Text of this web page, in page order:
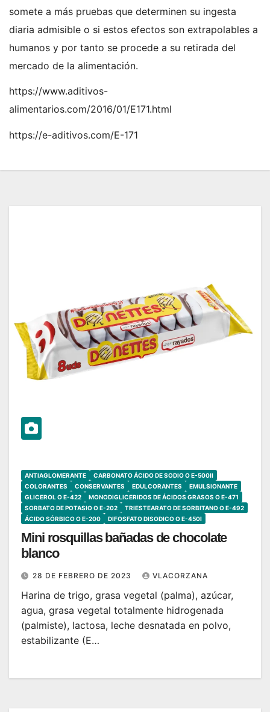
somete a más pruebas que determinen su ingesta
diaria admisible o si estos efectos son extrapolables a
humanos y por tanto se procede a su retirada del
mercado de la alimentación.
https://www.aditivos-
alimentarios.com/2016/01/E171.html
https://e-aditivos.com/E-171
ANTIAGLOMERANTE
CARBONATO ÁCIDO DE SODIO O E-500II
COLORANTES
CONSERVANTES EDULCORANTES
EMULSIONANTE
GLICEROL O E-422
MONODIGLICERIDOS DE ÁCIDOS GRASOS O E-471
SORBATO DE POTASIO O E-202
TRIESTEARATO DE SORBITANO O E-492
ÁCIDO SÓRBICO O E-200
DIFOSFATO DISODICO O E-450I
Mini rosquillas bañadas de chocolate
blanco
28 DE FEBRERO DE 2023 VLACORZANA
Harina de trigo, grasa vegetal (palma), azúcar,
agua, grasa vegetal totalmente hidrogenada
(palmiste), lactosa, leche desnatada en polvo,
estabilizante (E…